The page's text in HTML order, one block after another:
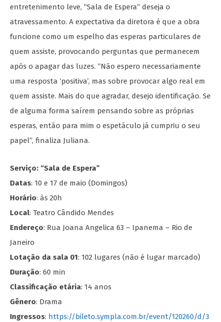
entretenimento leve, “Sala de Espera” deseja o
atravessamento. A expectativa da diretora é que a obra
funcione como um espelho das esperas particulares de
quem assiste, provocando perguntas que permanecem
após o apagar das luzes. “Não espero necessariamente
uma resposta ‘positiva’, mas sobre provocar algo real em
quem assiste. Mais do que agradar, desejo identificação. Se
de alguma forma saírem pensando sobre as próprias
esperas, então para mim o espetáculo já cumpriu o seu
papel”, finaliza Juliana.
Serviço: “Sala de Espera”
Datas: 10 e 17 de maio (Domingos)
Horário: às 20h
Local: Teatro Cândido Mendes
Endereço: Rua Joana Angelica 63 – Ipanema – Rio de
Janeiro
Lotação da sala 01: 102 lugares (não é lugar marcado)
Duração: 60 min
Classificação etária: 14 anos
Gênero: Drama
Ingressos: https://bileto.sympla.com.br/event/120260/d/3